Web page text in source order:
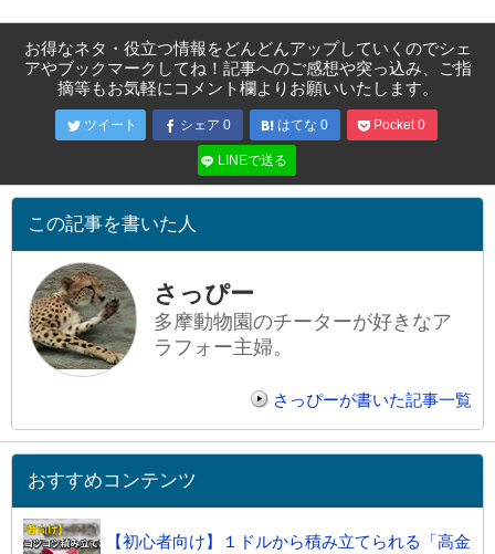
お得なネタ・役立つ情報をどんどんアップしていくのでシェ
アやブックマークしてね！記事へのご感想や突っ込み、ご指
摘等もお気軽にコメント欄よりお願いいたします。
ツイート シェア 0 はてな 0 Pocket 0
LINEで送る
この記事を書いた人
さっぴー
多摩動物園のチーターが好きなア
ラフォー主婦。
さっぴーが書いた記事一覧
おすすめコンテンツ
【初心者向け】１ドルから積み立てられる「高金